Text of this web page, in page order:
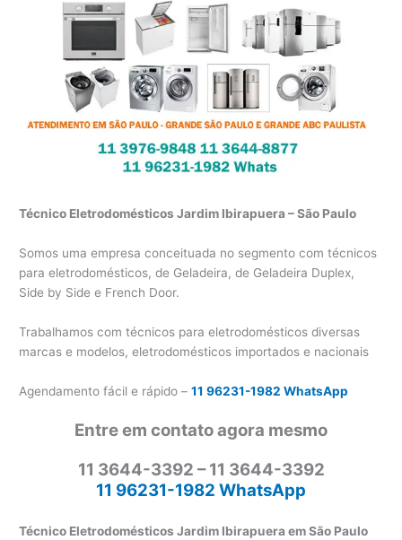
Técnico Eletrodomésticos Jardim Ibirapuera – São Paulo
Somos uma empresa conceituada no segmento com técnicos
para eletrodomésticos, de Geladeira, de Geladeira Duplex,
Side by Side e French Door.
Trabalhamos com técnicos para eletrodomésticos diversas
marcas e modelos, eletrodomésticos importados e nacionais
Agendamento fácil e rápido –11 96231-1982 WhatsApp
Entre em contato agora mesmo
11 3644-3392 – 11 3644-3392
11 96231-1982 WhatsApp
Técnico Eletrodomésticos Jardim Ibirapuera em São Paulo